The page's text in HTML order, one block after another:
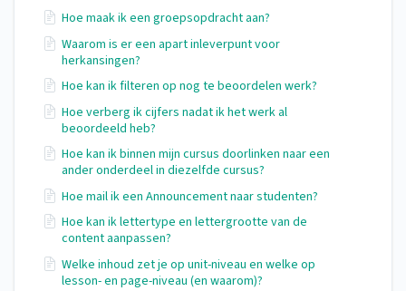
Hoe maak ik een groepsopdracht aan?
Waarom is er een apart inleverpunt voor
herkansingen?
Hoe kan ik filteren op nog te beoordelen werk?
Hoe verberg ik cijfers nadat ik het werk al
beoordeeld heb?
Hoe kan ik binnen mijn cursus doorlinken naar een
ander onderdeel in diezelfde cursus?
Hoe mail ik een Announcement naar studenten?
Hoe kan ik lettertype en lettergrootte van de
content aanpassen?
Welke inhoud zet je op unit-niveau en welke op
lesson- en page-niveau (en waarom)?